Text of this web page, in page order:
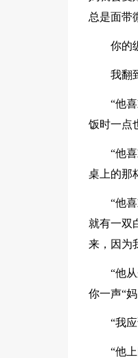
总是面带
你的
我翻
“他
饭时一点
“他
桌上的那
“他
就有一双
来，因为
“他
你一声“
“我
“他